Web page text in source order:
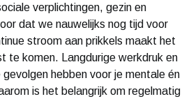
verplichtingen, gezin en
dat we nauwelijks nog tijd voor
stroom aan prikkels maakt het
te komen. Langdurige werkdruk en
hebben voor je mentale én
is het belangrijk om regelmatig